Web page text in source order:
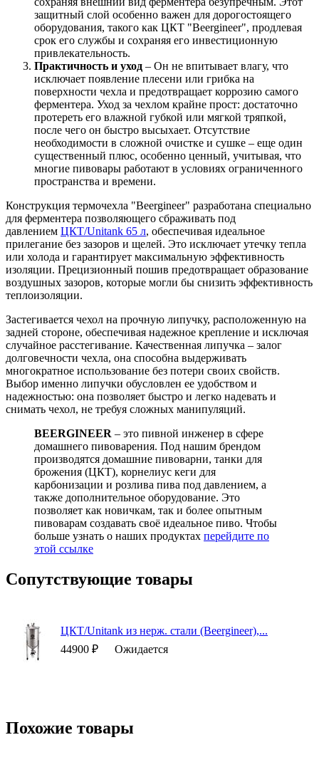
защитный слой особенно важен для дорогостоящего
оборудования, такого как ЦКТ "Beergineer", продлевая
срок его службы и сохраняя его инвестиционную
привлекательность.
Практичность и уход – Он не впитывает влагу, что
исключает появление плесени или грибка на
поверхности чехла и предотвращает коррозию самого
ферментера. Уход за чехлом крайне прост: достаточно
протереть его влажной губкой или мягкой тряпкой,
после чего он быстро высыхает. Отсутствие
необходимости в сложной очистке и сушке – еще один
существенный плюс, особенно ценный, учитывая, что
многие пивовары работают в условиях ограниченного
пространства и времени.
Конструкция термочехла "Beergineer" разработана специально
для ферментера позволяющего сбраживать под
давлением ЦКТ/Unitank 65 л, обеспечивая идеальное
прилегание без зазоров и щелей. Это исключает утечку тепла
или холода и гарантирует максимальную эффективность
изоляции. Прецизионный пошив предотвращает образование
воздушных зазоров, которые могли бы снизить эффективность
теплоизоляции.
Застегивается чехол на прочную липучку, расположенную на
задней стороне, обеспечивая надежное крепление и исключая
случайное расстегивание. Качественная липучка – залог
долговечности чехла, она способна выдерживать
многократное использование без потери своих свойств.
Выбор именно липучки обусловлен ее удобством и
надежностью: она позволяет быстро и легко надевать и
снимать чехол, не требуя сложных манипуляций.
BEERGINEER – это пивной инженер в сфере
домашнего пивоварения. Под нашим брендом
производятся домашние пивоварни, танки для
брожения (ЦКТ), корнелиус кеги для
карбонизации и розлива пива под давлением, а
также дополнительное оборудование. Это
позволяет как новичкам, так и более опытным
пивоварам создавать своё идеальное пиво. Чтобы
больше узнать о наших продуктах перейдите по
этой ссылке
Сопутствующие товары
ЦКТ/Unitank из нерж. стали (Beergineer),...
44900 ₽
Ожидается
Похожие товары